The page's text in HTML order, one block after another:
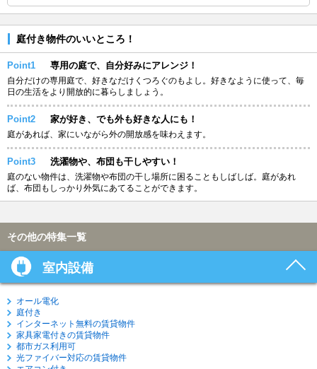
庭付き物件のいいところ！
Point1 専用の庭で、自分好みにアレンジ！
自分だけの専用庭で、好きなだけくつろぐのもよし。好きなように使って、毎
日の生活をより開放的に暮らしましょう。
Point2 家が好き、でも外も好きな人にも！
庭があれば、家にいながら外の開放感を味わえます。
Point3 洗濯物や、布団も干しやすい！
庭のない物件は、洗濯物や布団の干し場所に困ることもしばしば。庭があれ
ば、布団もしっかり外気にあてることができます。
その他の特集一覧
室内設備
オール電化
庭付き
インターネット無料の賃貸物件
家具家電付きの賃貸物件
都市ガス利用可
光ファイバー対応の賃貸物件